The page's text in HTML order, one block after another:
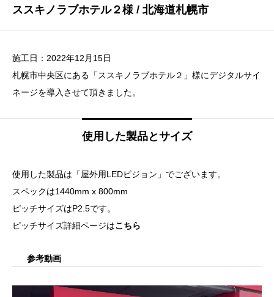
ススキノラブホテル２様 / 北海道札幌市
施工日：2022年12月15日
札幌市中央区にある「ススキノラブホテル２」様にデジタルサイ
ネージを導入させて頂きました。
使用した製品とサイズ
使用した製品は「屋外用LEDビジョン」でございます。
スペックは1440mm x 800mm
ピッチサイズはP2.5です。
ピッチサイズ詳細ページはこちら
参考動画